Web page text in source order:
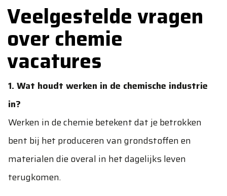
Veelgestelde vragen
over chemie
vacatures
1. Wat houdt werken in de chemische industrie
in?
Werken in de chemie betekent dat je betrokken
bent bij het produceren van grondstoffen en
materialen die overal in het dagelijks leven
terugkomen.